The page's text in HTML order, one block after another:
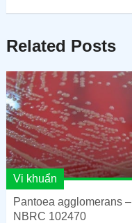
Related Posts
Vi khuẩn
Pantoea agglomerans –
NBRC 102470